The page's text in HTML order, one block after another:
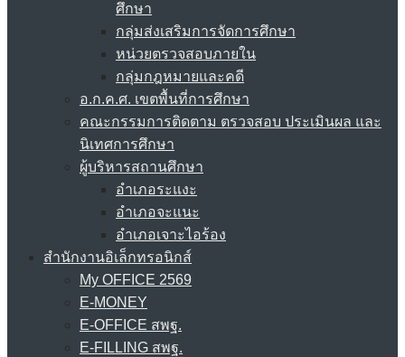
ศึกษา
กลุ่มส่งเสริมการจัดการศึกษา
หน่วยตรวจสอบภายใน
กลุ่มกฎหมายและคดี
อ.ก.ค.ศ. เขตพื้นที่การศึกษา
คณะกรรมการติดตาม ตรวจสอบ ประเมินผล และ
นิเทศการศึกษา
ผู้บริหารสถานศึกษา
อำเภอระแงะ
อำเภอจะแนะ
อำเภอเจาะไอร้อง
สำนักงานอิเล็กทรอนิกส์
My OFFICE 2569
E-MONEY
E-OFFICE สพฐ.
E-FILLING สพฐ.